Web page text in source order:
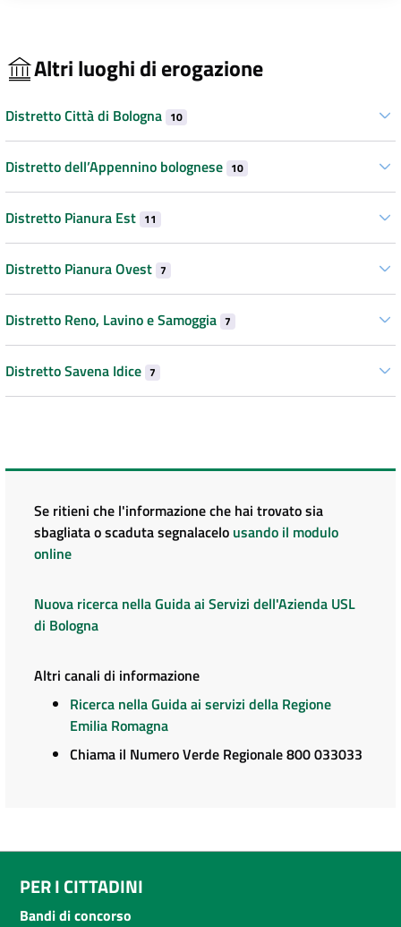
Altri luoghi di erogazione
Distretto Città di Bologna 10
Distretto dell’Appennino bolognese 10
Distretto Pianura Est 11
Distretto Pianura Ovest 7
Distretto Reno, Lavino e Samoggia 7
Distretto Savena Idice 7
Se ritieni che l'informazione che hai trovato sia
sbagliata o scaduta segnalacelo usando il modulo
online
Nuova ricerca nella Guida ai Servizi dell'Azienda USL
di Bologna
Altri canali di informazione
Ricerca nella Guida ai servizi della Regione
Emilia Romagna
Chiama il Numero Verde Regionale 800 033033
PER I CITTADINI
Bandi di concorso